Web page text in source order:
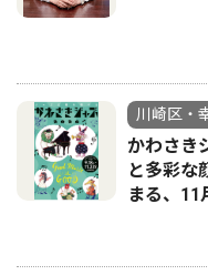
川崎区・
かわさき
と多彩
まる、11